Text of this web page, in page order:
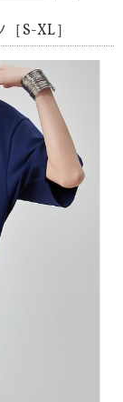
S-XL］